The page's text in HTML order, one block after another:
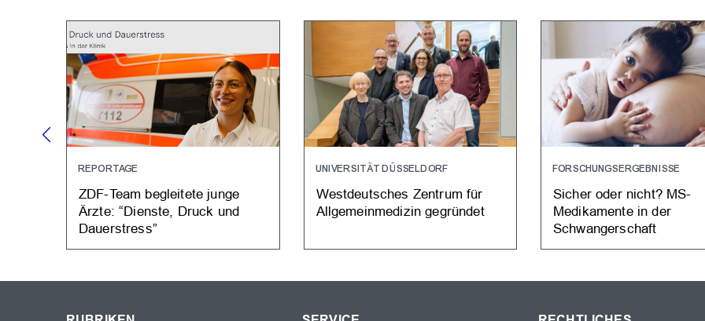
REPORTAGE
ZDF-Team begleitete junge
Ärzte: “Dienste, Druck und
Dauerstress”
UNIVERSITÄT DÜSSELDORF
Westdeutsches Zentrum für
Allgemeinmedizin gegründet
FORSCHUNGSERGEBNISSE
Sicher oder nicht? MS-
Medikamente in der
Schwangerschaft